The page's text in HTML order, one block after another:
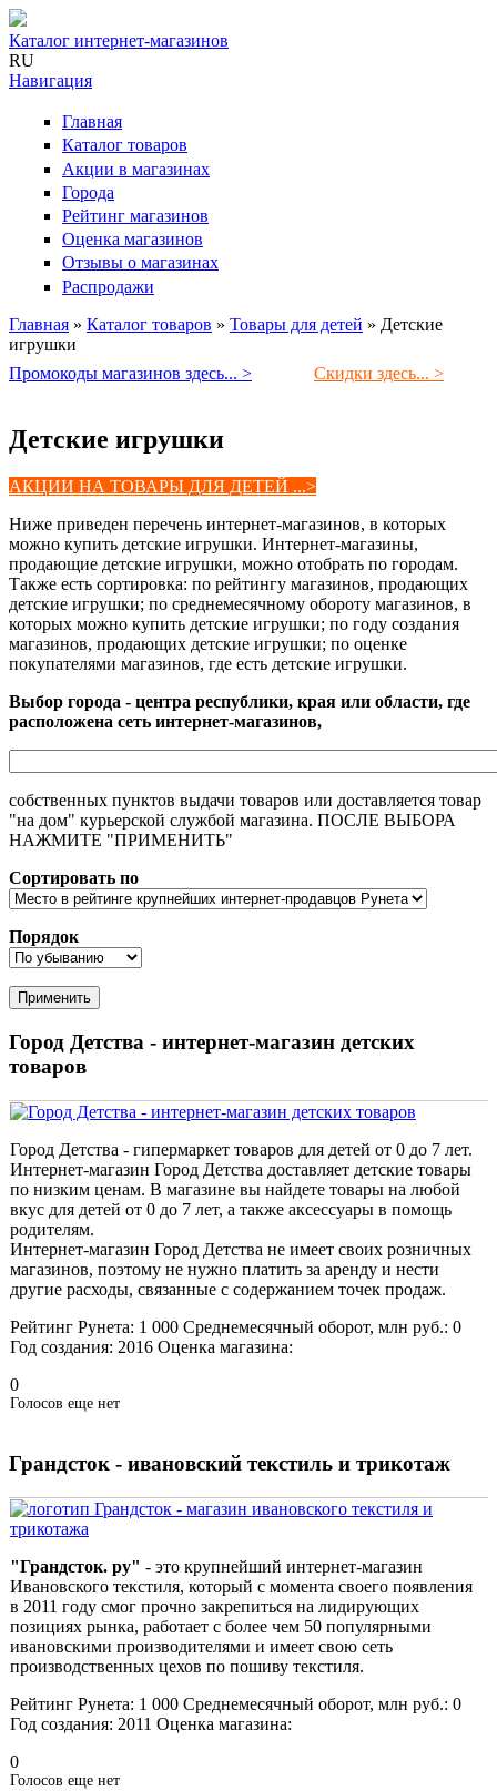
Каталог интернет-магазинов
RU
Навигация
Главная
Каталог товаров
Акции в магазинах
Города
Рейтинг магазинов
Оценка магазинов
Отзывы о магазинах
Распродажи
Вы здесь
Главная » Каталог товаров » Товары для детей » Детские
игрушки
Промокоды магазинов здесь... >
Скидки здесь... >
Детские игрушки
АКЦИИ НА ТОВАРЫ ДЛЯ ДЕТЕЙ ...>
Ниже приведен перечень интернет-магазинов, в которых
можно купить детские игрушки. Интернет-магазины,
продающие детские игрушки, можно отобрать по городам.
Также есть сортировка: по рейтингу магазинов, продающих
детские игрушки; по среднемесячному обороту магазинов, в
которых можно купить детские игрушки; по году создания
магазинов, продающих детские игрушки; по оценке
покупателями магазинов, где есть детские игрушки.
Выбор города - центра республики, края или области, где
расположена сеть интернет-магазинов,
собственных пунктов выдачи товаров или доставляется товар
"на дом" курьерской службой магазина. ПОСЛЕ ВЫБОРА
НАЖМИТЕ "ПРИМЕНИТЬ"
Сортировать по
Порядок
Город Детства - интернет-магазин детских
товаров
Город Детства - гипермаркет товаров для детей от 0 до 7 лет.
Интернет-магазин Город Детства доставляет детские товары
по низким ценам. В магазине вы найдете товары на любой
вкус для детей от 0 до 7 лет, а также аксессуары в помощь
родителям.
Интернет-магазин Город Детства не имеет своих розничных
магазинов, поэтому не нужно платить за аренду и нести
другие расходы, связанные с содержанием точек продаж.
Рейтинг Рунета: 1 000 Среднемесячный оборот, млн руб.: 0
Год создания: 2016 Оценка магазина:
0
Голосов еще нет
Грандсток - ивановский текстиль и трикотаж
"Грандсток. ру" - это крупнейший интернет-магазин
Ивановского текстиля, который с момента своего появления
в 2011 году смог прочно закрепиться на лидирующих
позициях рынка, работает с более чем 50 популярными
ивановскими производителями и имеет свою сеть
производственных цехов по пошиву текстиля.
Рейтинг Рунета: 1 000 Среднемесячный оборот, млн руб.: 0
Год создания: 2011 Оценка магазина:
0
Голосов еще нет